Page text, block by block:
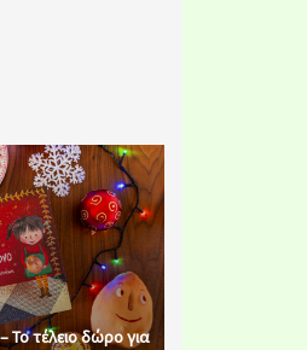
Το τέλειο δώρο για